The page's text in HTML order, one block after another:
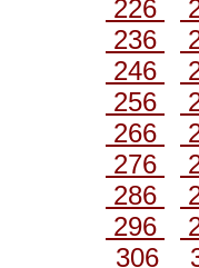
226
236
246
256
266
276
286
296
306